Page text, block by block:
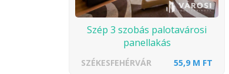
Szép 3 szobás palotavárosi
panellakás
SZÉKESFEHÉRVÁR 55,9 M FT